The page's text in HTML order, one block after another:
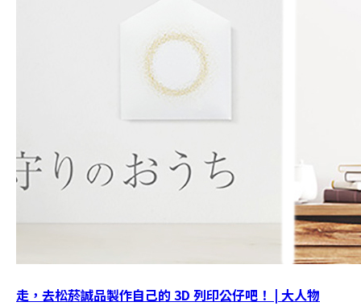
走，去松菸誠品製作自己的 3D 列印公仔吧！ | 大人物